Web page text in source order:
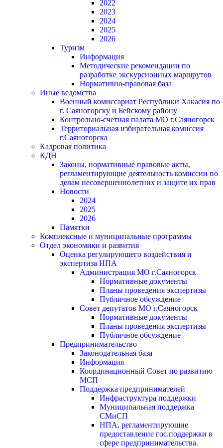
2022
2023
2024
2025
2026
Туризм
Информация
Методические рекомендации по
разработке экскурсионных маршрутов
Нормативно-правовая база
Иные ведомства
Военный комиссариат Республики Хакасия по
г. Саяногорску и Бейскому району
Контрольно-счетная палата МО г.Саяногорск
Территориальная избирательная комиссия
г.Саяногорска
Кадровая политика
КДН
Законы, нормативные правовые акты,
регламентирующие деятельность комиссии по
делам несовершеннолетних и защите их прав
Новости
2024
2025
2026
Памятки
Комплексные и муниципальные программы
Отдел экономики и развития
Оценка регулирующего воздействия и
экспертиза НПА
Администрация МО г.Саяногорск
Нормативные документы
Планы проведения экспертизы
Публичное обсуждение
Совет депутатов МО г.Саяногорск
Нормативные документы
Планы проведения экспертизы
Публичное обсуждение
Предпринимательство
Законодательная база
Информация
Координационный Совет по развитию
МСП
Поддержка предпринимателей
Инфраструктура поддержки
Муниципальная поддержка
СМиСП
НПА, регламентирующие
предоставление гос.поддержки в
сфере предпринимательства.